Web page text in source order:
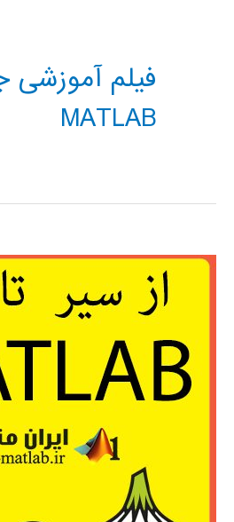
فیلم آموزشی
MATLAB